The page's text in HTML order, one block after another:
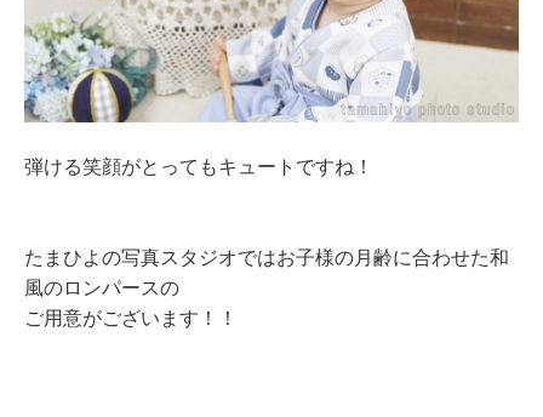
弾ける笑顔がとってもキュートですね！
たまひよの写真スタジオではお子様の月齢に合わせた和
風のロンパースの
ご用意がございます！！